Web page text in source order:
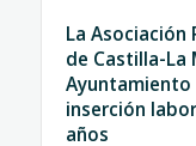
La Asociación
de Castilla-La
Ayuntamiento
inserción
años